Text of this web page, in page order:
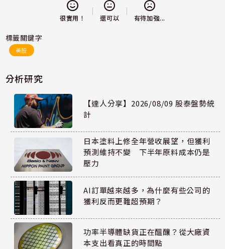
很實用！ 還可以 有待加強...
標籤關鍵字
美股
分析研究
【達人分享】2026/08/09 股泰盤勢統
計
日本塗料上修全年營收展望，但獲利
預測維持不變 下半年原料成本仍是
壓力
AI訂單越來越多，為什麼有些公司的
獲利反而更難超預期？
功率半導體缺貨正在醞釀？從大廠資
本支出看真正的時間點